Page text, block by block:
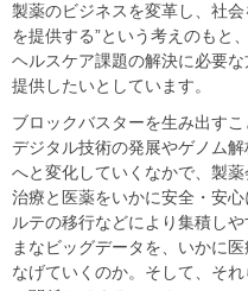
製薬のビジネスを変革し、社
を提供する”という考えのもと
ヘルスケア課題の解決に必要
提供したいとしています。
ブロックバスターを生み出す
デジタル技術の発展やゲノム
へと変化していくなかで、製
治療と医薬をいかに安全・安
ルテの移行などにより集積し
まなビッグデータを、いかに
なげていくのか。そして、そ